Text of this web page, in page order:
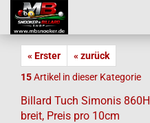
« Erster
« zurück
15Artikel in dieser Kategorie
Billard Tuch Simonis
breit, Preis pro 10cm